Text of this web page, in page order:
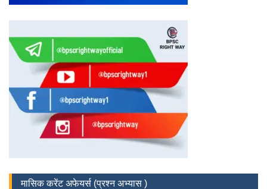
मासिक करेंट अफेयर्स (प्रश्न अभ्यास )